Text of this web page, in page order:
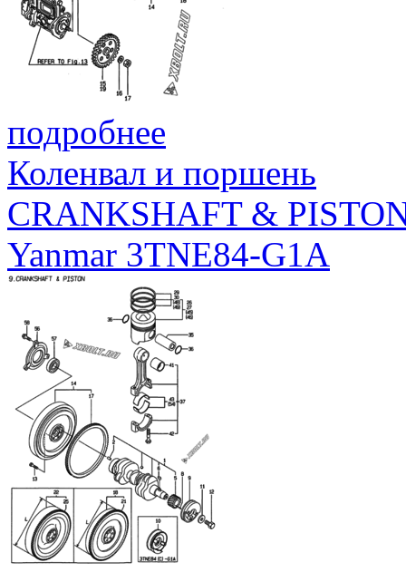
подробнее
Коленвал и поршень
CRANKSHAFT &
Yanmar 3TNE84-G1A